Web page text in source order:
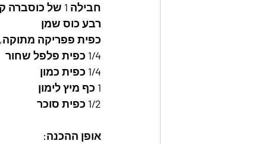
חבילה 1 של כוסברה קצוצה
רבע כוס שמן
כפית פפריקה
1/4 כפית פלפל שחור
1/4 כפית כמון
1 כף מיץ לימון
1/2 כפית סוכר
אופן ההכנה: